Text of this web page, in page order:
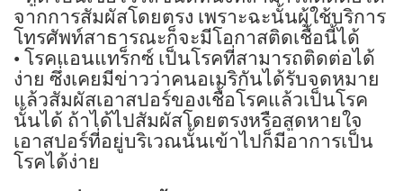
จากการสัมผัสโดยตรง เพราะฉะนั้นผู้ใช้บริการ
โทรศัพท์สาธารณะก็จะมีโอกาสติดเชื้อนี้ได้
• โรคแอนแทร็กซ์ เป็นโรคที่สามารถติดต่อได้
ง่าย ซึ่งเคยมีข่าวว่าคนอเมริกันได้รับจดหมาย
แล้วสัมผัสเอาสปอร์ของเชื้อโรคแล้วเป็นโรค
นั้นได้ ถ้าได้ไปสัมผัสโดยตรงหรือสูดหายใจ
เอาสปอร์ที่อยู่บริเวณนั้นเข้าไปก็มีอาการเป็น
โรคได้ง่าย